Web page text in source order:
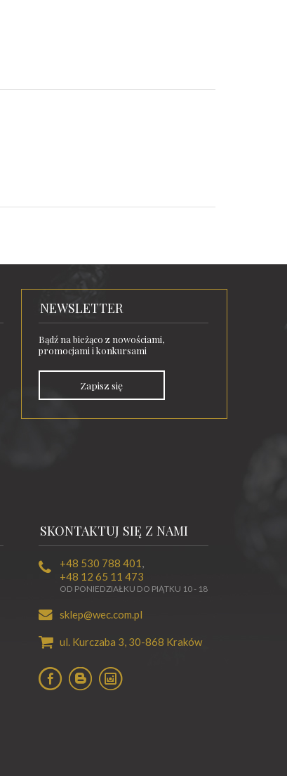
NEWSLETTER
Bądź na bieżąco z nowościami,
promocjami i konkursami
Zapisz się
SKONTAKTUJ SIĘ Z NAMI
+48 530 788 401
+48 12 65 11 473
OD PONIEDZIAŁKU DO PIĄTKU 10 - 18
sklep@wec.com.pl
ul. Kurczaba 3, 30-868 Kraków